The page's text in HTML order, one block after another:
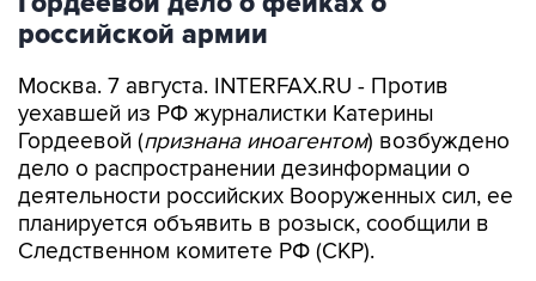
российской армии
Москва. 7 августа. INTERFAX.RU - Против
уехавшей из РФ журналистки Катерины
Гордеевой (признана иноагентом) возбуждено
дело о распространении дезинформации о
деятельности российских Вооруженных сил, ее
планируется объявить в розыск, сообщили в
Следственном комитете РФ (СКР).